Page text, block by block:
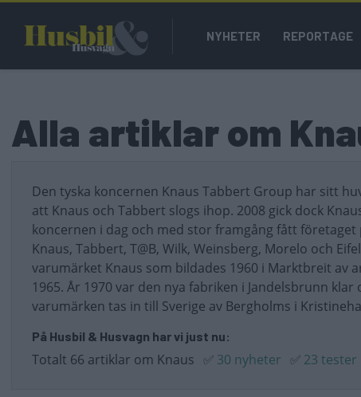
huvudinnehåll
Main
navigation
NYHETER REPORTAGE
Alla artiklar om
Den tyska koncernen Knaus Tabbert Group har sitt
att Knaus och Tabbert slogs ihop. 2008 gick dock
koncernen i dag och med stor framgång fått
Knaus, Tabbert, T@B, Wilk, Weinsberg, Morelo och
varumärket Knaus som bildades 1960 i Marktbreit av
1965. År 1970 var den nya fabriken i Jandelsbrunn
varumärken tas in till Sverige av Bergholms i
På Husbil & Husvagn har vi just nu:
Totalt 66 artiklar om Knaus ✅ 30 nyheter ✅ 23 tester